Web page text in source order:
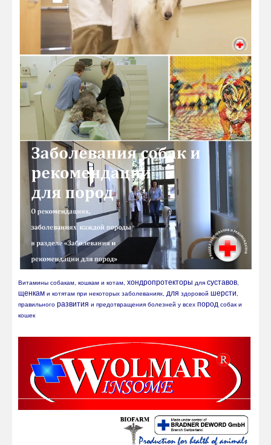
Витамины собакам, кошкам и котам, хондропротекторы для суставов
щенкам и котятам при некоторых заболеваниях, для здоровой шерсти
правильного развития и предотвращения болезней у всех пород собак и
кошек